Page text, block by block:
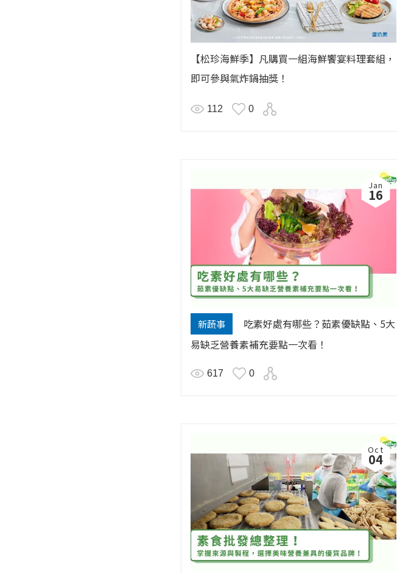
【松珍海鮮季】凡購買一組海鮮饗宴料理套組，
即可參與氣炸鍋抽獎！
112 0
Jan
16
新蔬事
吃素好處有哪些？茹素優缺點、5大
易缺乏營養素補充要點一次看！
617 0
Oct
04